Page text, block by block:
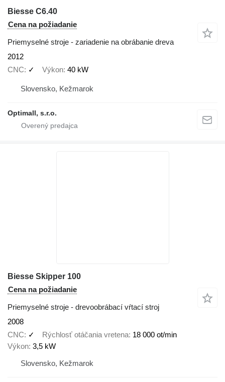
Biesse C6.40
Cena na požiadanie
Priemyselné stroje - zariadenie na obrábanie dreva
2012
CNC
✓ Výkon 40 kW
Slovensko, Kežmarok
Optimall, s.r.o.
Biesse Skipper 100
Cena na požiadanie
Priemyselné stroje - drevoobrábací vŕtací stroj
2008
CNC
✓ Rýchlosť otáčania vretena 18 000 ot/min
Výkon 3,5 kW
Slovensko, Kežmarok